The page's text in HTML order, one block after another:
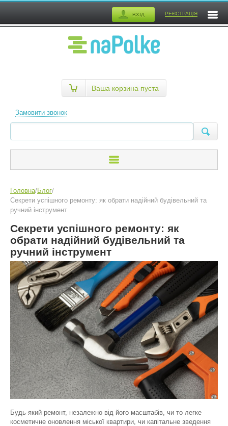
ВХІД РЕЄСТРАЦІЯ
Замовити звонок
Ваша корзина пуста
Головна/Блог/
Секрети успішного ремонту: як обрати надійний будівельний та
ручний інструмент
Секрети успішного ремонту: як
обрати надійний будівельний та
ручний інструмент
Будь-який ремонт, незалежно від його масштабів, чи то легке
косметичне оновлення міської квартири, чи капітальне зведення